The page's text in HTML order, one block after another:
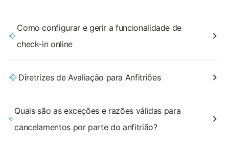
Como configurar e gerir a funcionalidade de
check-in online
Diretrizes de Avaliação para Anfitriões
Quais são as exceções e razões válidas para
cancelamentos por parte do anfitrião?